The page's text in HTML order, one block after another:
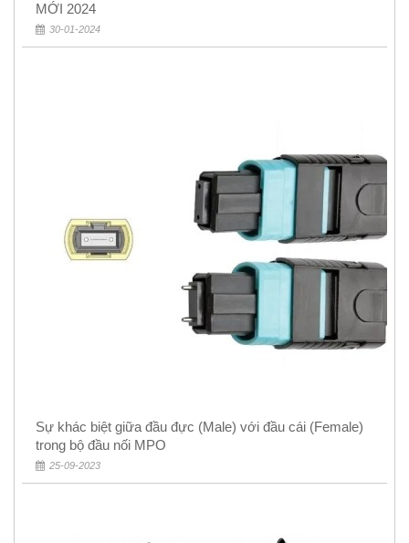
MỚI 2024
30-01-2024
Sự khác biệt giữa đầu đực (Male) với đầu cái (Female)
trong bộ đầu nối MPO
25-09-2023